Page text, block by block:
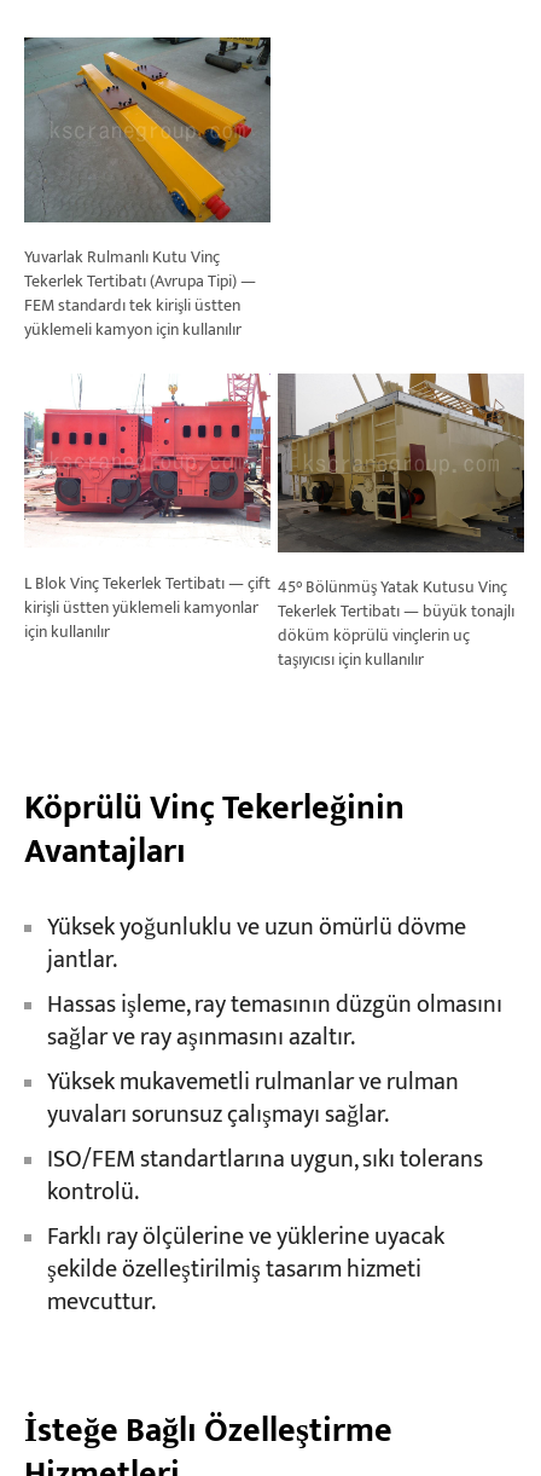
Yuvarlak Rulmanlı Kutu Vinç
Tekerlek Tertibatı (Avrupa Tipi) —
FEM standardı tek kirişli üstten
yüklemeli kamyon için kullanılır
L Blok Vinç Tekerlek Tertibatı — çift
kirişli üstten yüklemeli kamyonlar
için kullanılır
45° Bölünmüş Yatak Kutusu Vinç
Tekerlek Tertibatı — büyük tonajlı
döküm köprülü vinçlerin uç
taşıyıcısı için kullanılır
Köprülü Vinç Tekerleğinin
Avantajları
Yüksek yoğunluklu ve uzun ömürlü dövme
jantlar.
Hassas işleme, ray temasının düzgün olmasını
sağlar ve ray aşınmasını azaltır.
Yüksek mukavemetli rulmanlar ve rulman
yuvaları sorunsuz çalışmayı sağlar.
ISO/FEM standartlarına uygun, sıkı tolerans
kontrolü.
Farklı ray ölçülerine ve yüklerine uyacak
şekilde özelleştirilmiş tasarım hizmeti
mevcuttur.
İsteğe Bağlı Özelleştirme